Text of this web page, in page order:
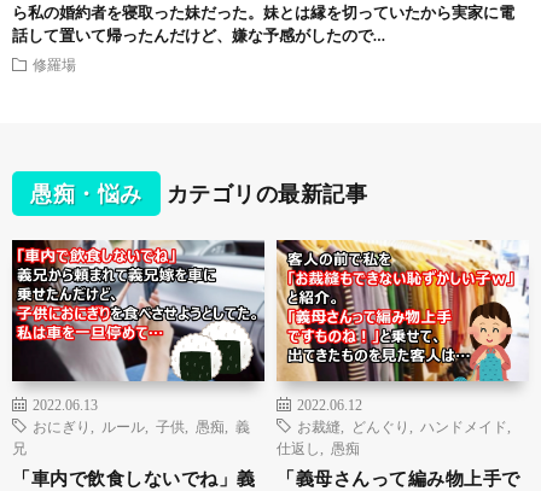
ら私の婚約者を寝取った妹だった。妹とは縁を切っていたから実家に電
話して置いて帰ったんだけど、嫌な予感がしたので…
修羅場
愚痴・悩み カテゴリの最新記事
2022.06.13
おにぎり
ルール 子供 愚痴
義
兄
「車内で飲食しないでね」義
2022.06.12
お裁縫
どんぐり ハンドメイド
仕返し
愚痴
「義母さんって編み物上手で